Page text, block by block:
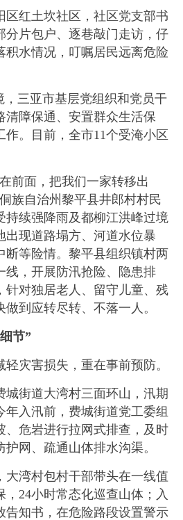
红土坎社区，社区党支部书
分片包户、逐巷敲门走访，仔
积水情况，叮嘱居民远离危险
三亚市基层党组织和党员干
清障保通、安置群众生活保
作。目前，全市11个受淹小区
面，把我们一家转移出
族自治州黎平县井郎村村民
持续强降雨及都柳江洪峰过境
出现道路塌方、河道水位暴
断等险情。黎平县组织镇村两
线，开展防汛抢险、隐患排
针对独居老人、留守儿童、残
到应转尽转、不落一人。
节”
灾害损失，重在事前预防。
街道大湾村三面环山，汛期
年入汛前，费城街道党工委组
、危岩进行拉网式排查，及时
网、疏通山体排水沟渠。
湾村包村干部带头在一线值
24小时常态化巡查山体；入
告知书，在危险路段设置警示